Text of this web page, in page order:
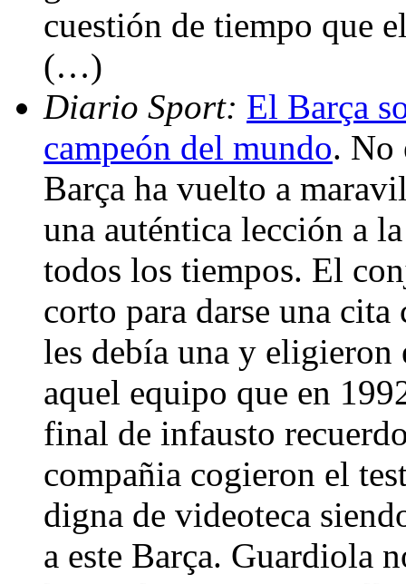
cuestión de tiempo que
(…)
Diario Sport: El Barça
campeón del mundo. No
Barça ha vuelto a
una auténtica lección a
todos los tiempos. El
corto para darse una
les debía una y eligieron
aquel equipo que en
final de infausto
compañia cogieron el
digna de videoteca
a este Barça. Guardiola